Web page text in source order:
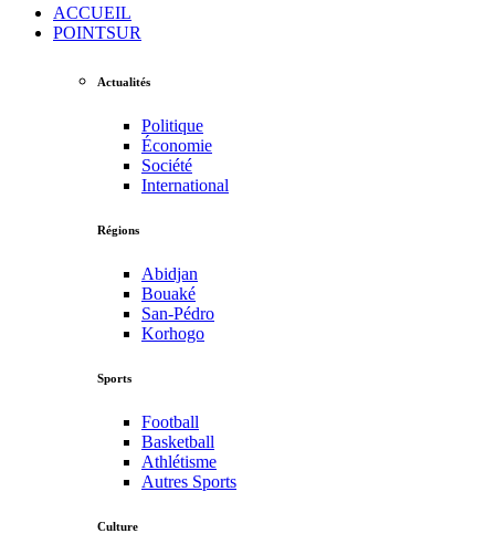
ACCUEIL
POINTSUR
Actualités
Politique
Économie
Société
International
Régions
Abidjan
Bouaké
San-Pédro
Korhogo
Sports
Football
Basketball
Athlétisme
Autres Sports
Culture